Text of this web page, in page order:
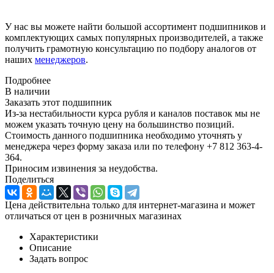
У нас вы можете найти большой ассортимент подшипников и
комплектующих самых популярных производителей, а также
получить грамотную консультацию по подбору аналогов от
наших менеджеров.
Подробнее
В наличии
Заказать этот подшипник
Из-за нестабильности курса рубля и каналов поставок мы не
можем указать точную цену на большинство позиций.
Стоимость данного подшипника необходимо уточнять у
менеджера через форму заказа или по телефону +7 812 363-4-
364.
Приносим извинения за неудобства.
Поделиться
Цена действительна только для интернет-магазина и может
отличаться от цен в розничных магазинах
Характеристики
Описание
Задать вопрос